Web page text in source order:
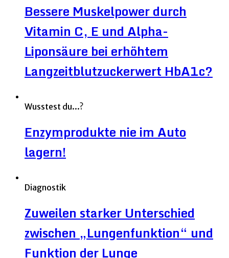
Bessere Muskelpower durch
Vitamin C, E und Alpha-
Liponsäure bei erhöhtem
Langzeitblutzuckerwert HbA1c?
Wusstest du...?
Enzymprodukte nie im Auto
lagern!
Diagnostik
Zuweilen starker Unterschied
zwischen „Lungenfunktion“ und
Funktion der Lunge